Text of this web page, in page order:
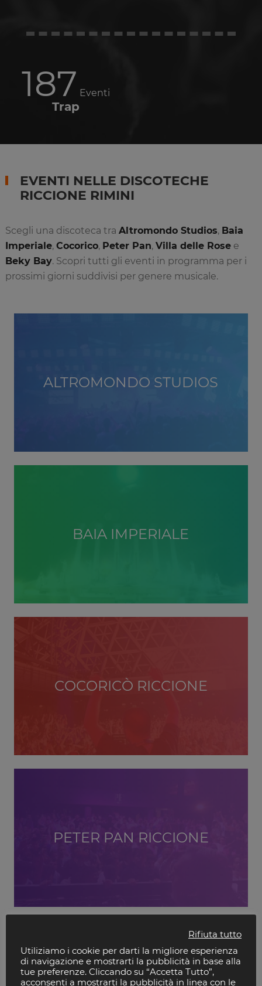
187 Eventi
Trap
EVENTI NELLE DISCOTECHE
RICCIONE RIMINI
Scegli una discoteca tra Altromondo Studios, Baia
Imperiale, Cocorico, Peter Pan, Villa delle Rosee
Beky Bay. Scopri tutti gli eventi in programma per i
prossimi giorni suddivisi per genere musicale.
ALTROMONDO STUDIOS
BAIA IMPERIALE
COCORICÒ RICCIONE
PETER PAN RICCIONE
Rifiuta tutto
Utiliziamo i cookie per darti la migliore esperienza
di navigazione e mostrarti la pubblicità in base alla
tue preferenze. Cliccando su “Accetta Tutto”,
acconsenti a mostrarti la pubblicità in linea con le